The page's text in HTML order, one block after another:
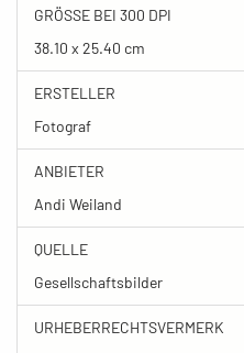
GRÖSSE BEI 300 DPI
38.10 x 25.40 cm
ERSTELLER
Fotograf
ANBIETER
Andi Weiland
QUELLE
Gesellschaftsbilder
URHEBERRECHTSVERMERK